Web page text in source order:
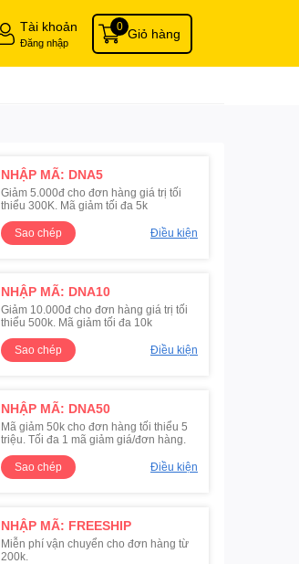
Tài khoản
Đăng nhập
Giỏ hàng
0
NHẬP MÃ: DNA5
Giảm 5.000đ cho đơn hàng giá trị tối
thiểu 300K. Mã giảm tối đa 5k
Sao chép
Điều kiện
NHẬP MÃ: DNA10
Giảm 10.000đ cho đơn hàng giá trị tối
thiểu 500k. Mã giảm tối đa 10k
Sao chép
Điều kiện
NHẬP MÃ: DNA50
Mã giảm 50k cho đơn hàng tối thiểu 5
triệu. Tối đa 1 mã giảm giá/đơn hàng.
Sao chép
Điều kiện
NHẬP MÃ: FREESHIP
Miễn phí vận chuyển cho đơn hàng từ
200k.